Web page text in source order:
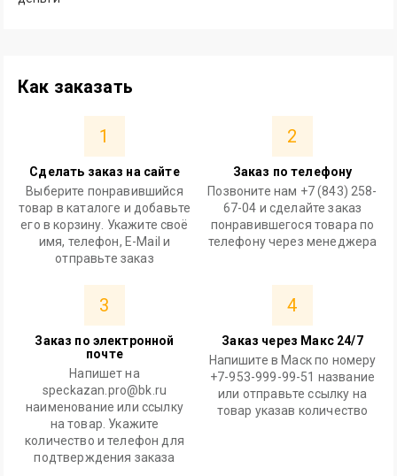
Как заказать
1
Сделать заказ на сайте
Выберите понравившийся
товар в каталоге и добавьте
его в корзину. Укажите своё
имя, телефон, E-Mail и
отправьте заказ
2
Заказ по телефону
Позвоните нам +7 (843) 258-
67-04 и сделайте заказ
понравившегося товара по
телефону через менеджера
3
Заказ по электронной
почте
Напишет на
speckazan.pro@bk.ru
наименование или ссылку
на товар. Укажите
количество и телефон для
подтверждения заказа
4
Заказ через Макс 24/7
Напишите в Маск по номеру
+7-953-999-99-51 название
или отправьте ссылку на
товар указав количество